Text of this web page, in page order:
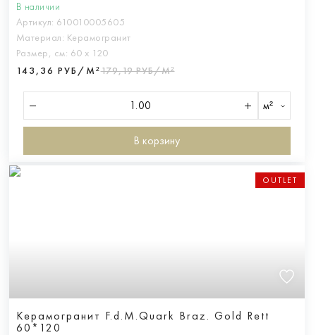
В наличии
Артикул: 610010005605
Материал: Керамогранит
Размер, см: 60 х 120
143,36 РУБ/М²179,19 РУБ/М²
м²
В корзину
OUTLET
Керамогранит F.d.M.Quark Braz. Gold Rett
60*120